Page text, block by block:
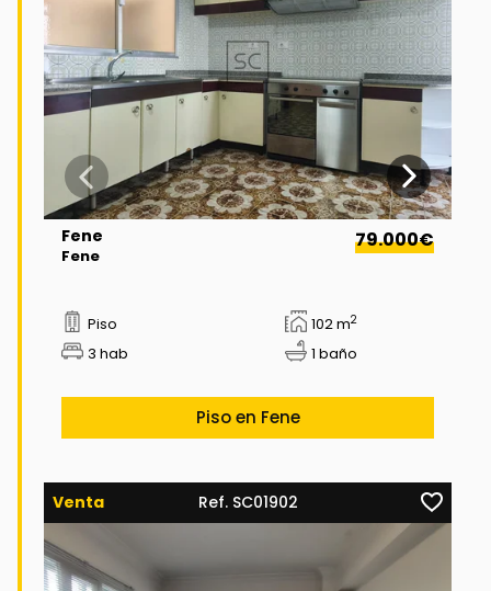
Fene
Fene
79.000€
Piso 102 m2
3 hab 1 baño
Piso en Fene
Venta Ref. SC01902